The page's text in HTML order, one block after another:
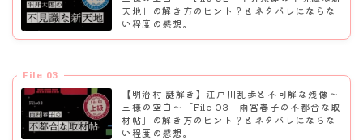
天地」の解き方のヒント？とネタバレにならな
い程度の感想。
File 03
【明治村 謎解き】江戸川乱歩と不可解な残像～
三様の空白〜「File 03 雨宮春子の不都合な取
材帖」の解き方のヒント？とネタバレにならな
い程度の感想。